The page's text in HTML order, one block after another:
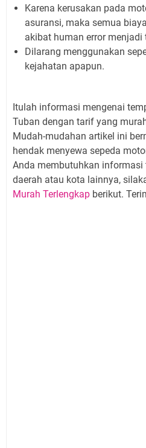
Karena kerusakan pada
asuransi, maka semua
akibat human error
Dilarang menggunakan
kejahatan apapun.
Itulah informasi mengenai
Tuban dengan tarif yang
Mudah-mudahan artikel ini
hendak menyewa sepeda
Anda membutuhkan
daerah atau kota lainnya,
Murah Terlengkap berikut.